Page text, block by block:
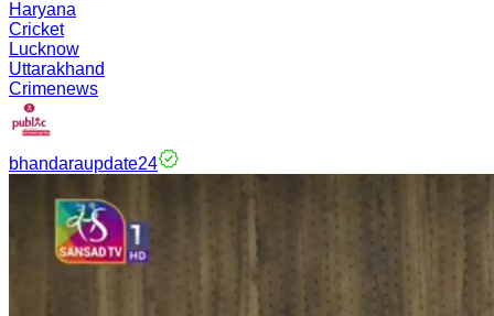
Haryana
Cricket
Lucknow
Uttarakhand
Crimenews
bhandaraupdate24